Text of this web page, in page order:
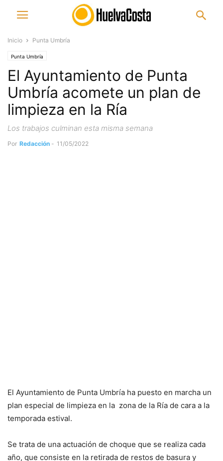
Inicio Punta Umbría
Punta Umbría
El Ayuntamiento de Punta
Umbría acomete un plan de
limpieza en la Ría
Los trabajos culminan esta misma semana
Por Redacción - 11/05/2022
El Ayuntamiento de Punta Umbría ha puesto en marcha un
plan especial de limpieza en la zona de la Ría de cara a la
temporada estival.
Se trata de una actuación de choque que se realiza cada
año, que consiste en la retirada de restos de basura y